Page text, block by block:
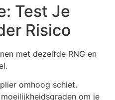
Test Je
Risico
met dezelfde RNG en
omhoog schiet.
om je